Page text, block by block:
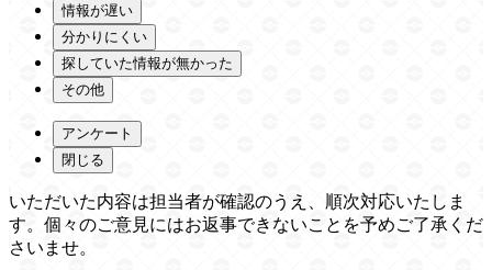
情報が遅い
分かりにくい
探していた情報が無かった
その他
アンケート
閉じる
いただいた内容は担当者が確認のうえ、順次対応いたしま
す。個々のご意見にはお返事できないことを予めご了承くだ
さいませ。